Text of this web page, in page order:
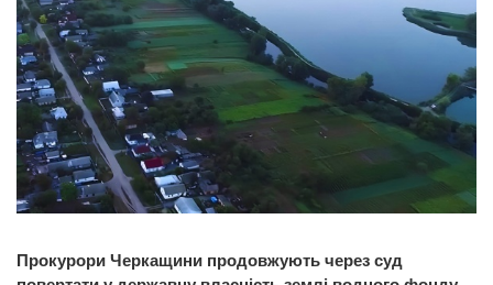
Прокурори Черкащини продовжують через суд